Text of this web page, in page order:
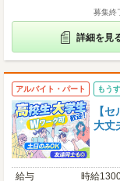
募集終
詳細を見
アルバイト・パート もう
【
大丈
給与
時給